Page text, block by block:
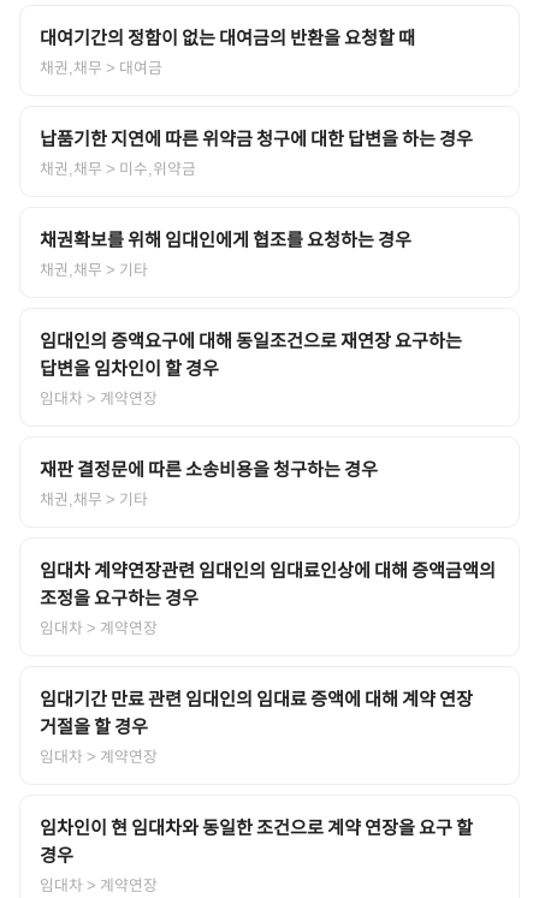
대여기간의 정함이 없는 대여금의 반환을 요청할 때
채권,채무 > 대여금
납품기한 지연에 따른 위약금 청구에 대한 답변을 하는 경우
채권,채무 > 미수,위약금
채권확보를 위해 임대인에게 협조를 요청하는 경우
채권,채무 > 기타
임대인의 증액요구에 대해 동일조건으로 재연장 요구하는
답변을 임차인이 할 경우
임대차> 계약연장
재판 결정문에 따른 소송비용을 청구하는 경우
채권,채무 > 기타
임대차 계약연장관련 임대인의 임대료인상에 대해 증액금액의
조정을 요구하는 경우
임대차> 계약연장
임대기간 만료 관련 임대인의 임대료 증액에 대해 계약 연장
거절을 할 경우
임대차> 계약연장
임차인이 현 임대차와 동일한 조건으로 계약 연장을 요구 할
경우
임대차> 계약연장